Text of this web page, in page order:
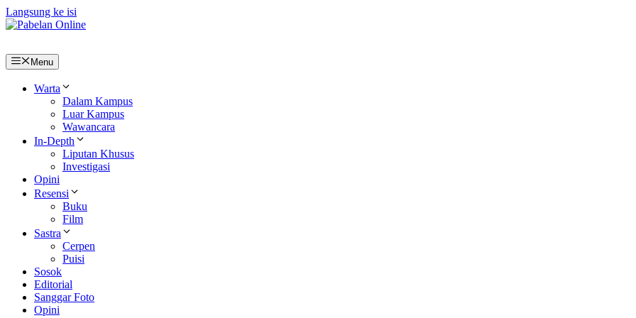
Langsung ke isi
Menu
Warta
Dalam Kampus
Luar Kampus
Wawancara
In-Depth
Liputan Khusus
Investigasi
Opini
Resensi
Buku
Film
Sastra
Cerpen
Puisi
Sosok
Editorial
Sanggar Foto
Opini